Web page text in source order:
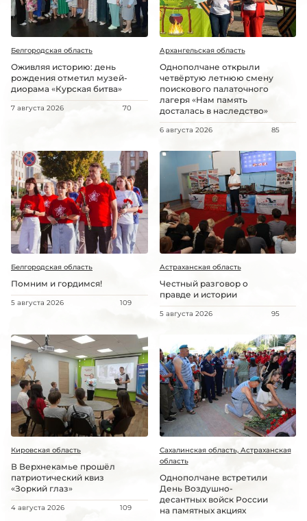
Белгородская область
Оживляя историю: день
рождения отметил музей-
диорама «Курская битва»
7 августа 2026 70
Архангельская область
Однополчане открыли
четвёртую летнюю смену
поискового палаточного
лагеря «Нам память
досталась в наследство»
6 августа 2026 85
Белгородская область
Помним и гордимся!
5 августа 2026 109
Астраханская область
Честный разговор о
правде и истории
5 августа 2026 95
Кировская область
В Верхнекамье прошёл
патриотический квиз
«Зоркий глаз»
4 августа 2026 109
Сахалинская область, Астраханская
область
Однополчане встретили
День Воздушно-
десантных войск России
на памятных акциях